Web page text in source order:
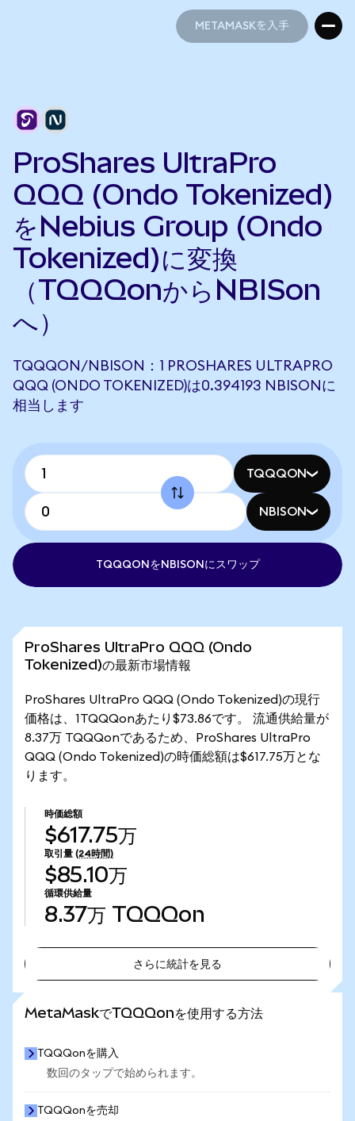
METAMASKを入手
ProShares UltraPro
QQQ (Ondo Tokenized)
をNebius Group (Ondo
Tokenized)に変換
（TQQQonからNBISon
へ）
TQQQON/NBISON：1 PROSHARES ULTRAPRO
QQQ (ONDO TOKENIZED)は0.394193 NBISONに
相当します
TQQQON
NBISON
TQQQONをNBISONにスワップ
ProShares UltraPro QQQ (Ondo
Tokenized)の最新市場情報
ProShares UltraPro QQQ (Ondo Tokenized)の現行
価格は、1TQQQonあたり$73.86です。 流通供給量が
8.37万 TQQQonであるため、ProShares UltraPro
QQQ (Ondo Tokenized)の時価総額は$617.75万とな
ります。
時価総額
$617.75万
取引量 (24時間)
$85.10万
循環供給量
8.37万 TQQQon
さらに統計を見る
MetaMaskでTQQQonを使用する方法
TQQQonを購入
数回のタップで始められます。
TQQQonを売却